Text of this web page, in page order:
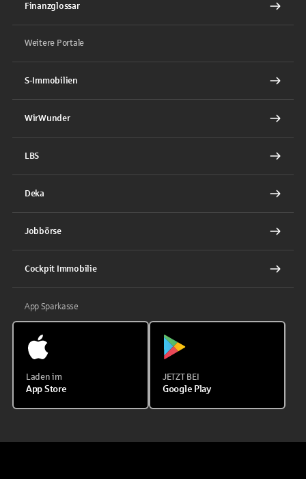
Finanzglossar
Weitere Portale
S-Immobilien
WirWunder
LBS
Deka
Jobbörse
Cockpit Immobilie
App Sparkasse
Laden im
App Store
JETZT BEI
Google Play